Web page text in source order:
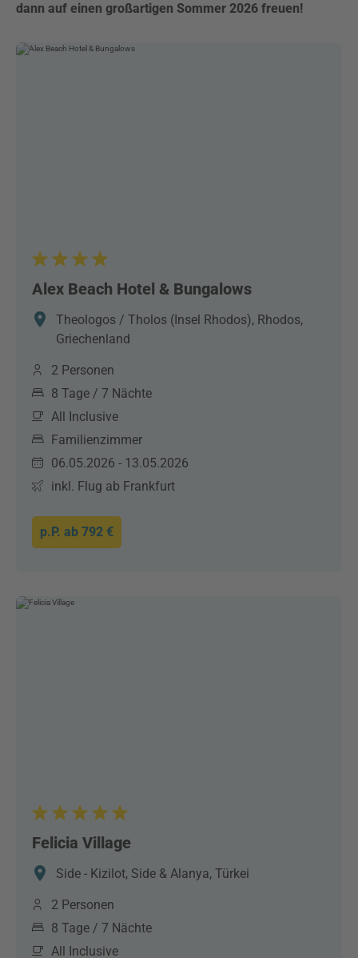
dann auf einen großartigen Sommer 2026 freuen!
Alex Beach Hotel & Bungalows
Theologos / Tholos (Insel Rhodos), Rhodos,
Griechenland
2 Personen
8 Tage / 7 Nächte
All Inclusive
Familienzimmer
06.05.2026 - 13.05.2026
inkl. Flug ab Frankfurt
p.P. ab 792 €
Felicia Village
Side - Kizilot, Side & Alanya, Türkei
2 Personen
8 Tage / 7 Nächte
All Inclusive